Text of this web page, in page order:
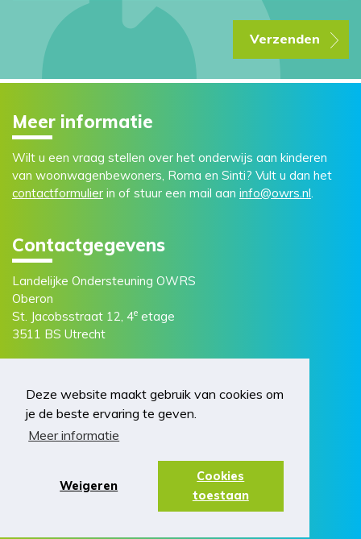
Deze website maakt gebruik van cookies om
je de beste ervaring te geven.
Meer informatie
Weigeren
Cookies
toestaan
Verzenden
Meer informatie
Wilt u een vraag stellen over het onderwijs aan kinderen
van woonwagenbewoners, Roma en Sinti? Vult u dan het
contactformulier in of stuur een mail aan info@owrs.nl.
Contactgegevens
Landelijke Ondersteuning OWRS
Oberon
St. Jacobsstraat 12, 4e etage
3511 BS Utrecht
2manydots
Privacyverklaring
Cookies Disclaimer